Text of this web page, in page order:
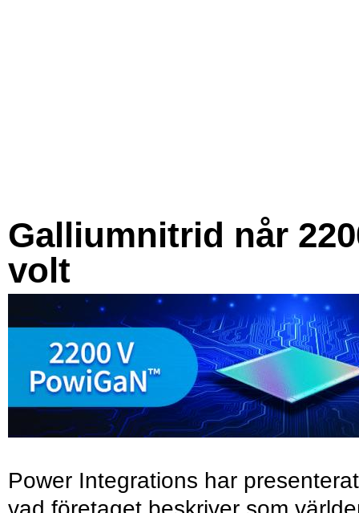
Galliumnitrid når
volt
Power Integrations har presenterat